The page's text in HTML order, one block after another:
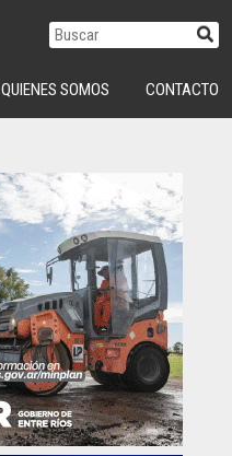
QUIENES SOMOS CONTACTO